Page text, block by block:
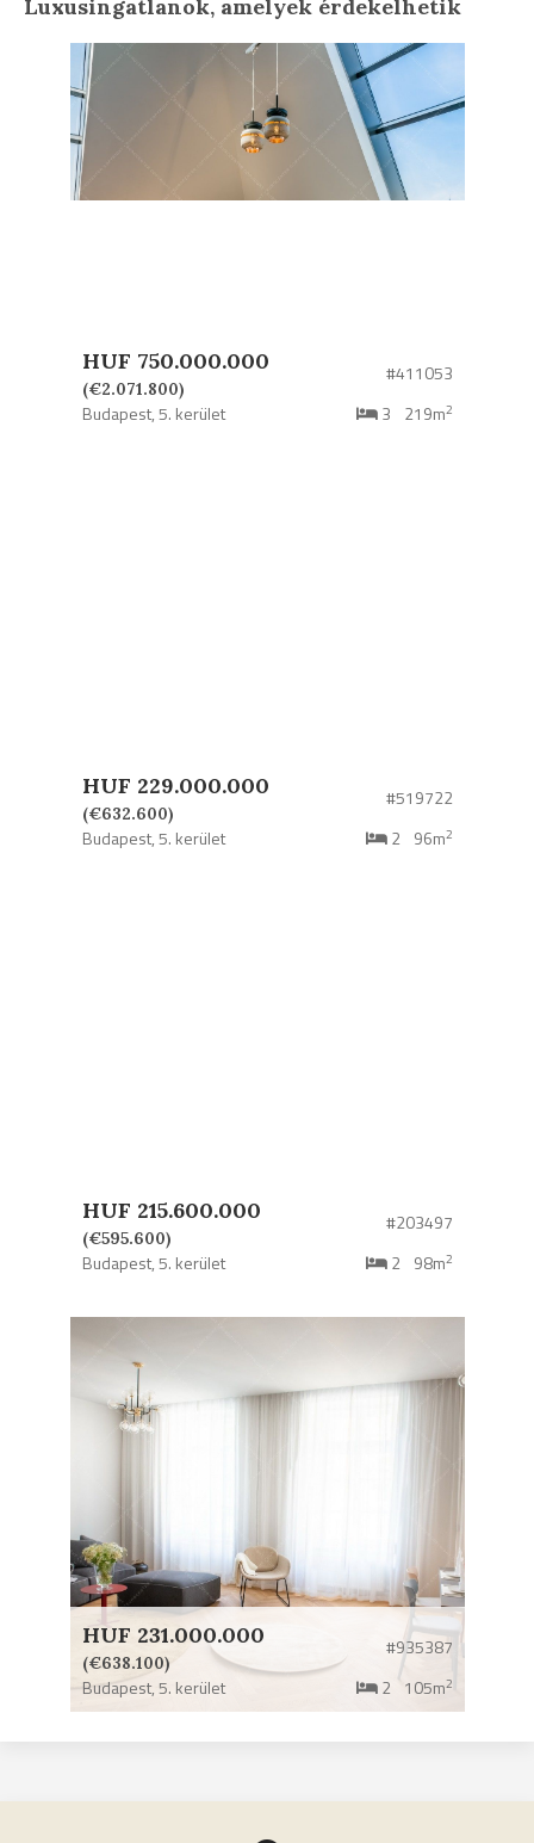
Luxusingatlanok, amelyek érdekelhetik
HUF 750.000.000
(€2.071.800)
#411053
Budapest,5. kerület 3 219m2
HUF 229.000.000
(€632.600)
#519722
Budapest,5. kerület 2 96m2
HUF 215.600.000
(€595.600)
#203497
Budapest,5. kerület 2 98m2
HUF 231.000.000
(€638.100)
#935387
Budapest,5. kerület 2 105m2